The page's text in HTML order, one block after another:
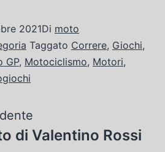
2021Di moto
Taggato Correre, Giochi,
GP, Motociclismo, Motori,
di Valentino Rossi